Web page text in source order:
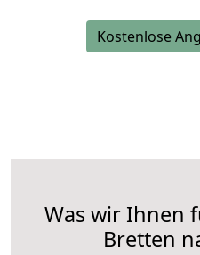
Kostenlose
Was wir Ihnen
Bretten